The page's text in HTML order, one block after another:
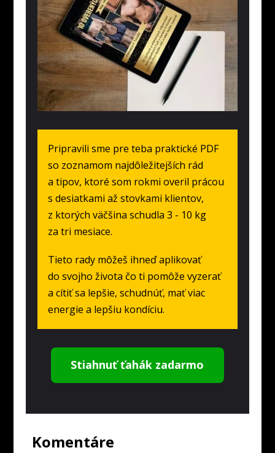
Pripravili sme pre teba praktické PDF
so zoznamom najdôležitejších rád
a tipov, ktoré som rokmi overil prácou
s desiatkami až stovkami klientov,
z ktorých väčšina schudla 3 - 10 kg
za tri mesiace.
Tieto rady môžeš ihneď aplikovať
do svojho života čo ti pomôže vyzerať
a cítiť sa lepšie, schudnúť, mať viac
energie a lepšiu kondíciu.
Stiahnuť ťahák zadarmo
Komentáre